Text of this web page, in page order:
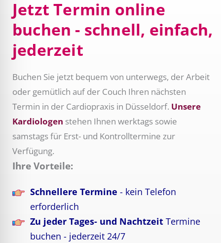
Jetzt Termin online
buchen - schnell, einfach,
jederzeit
Buchen Sie jetzt bequem von unterwegs, der Arbeit
oder gemütlich auf der Couch Ihren nächsten
Termin in der Cardiopraxis in Düsseldorf. Unsere
Kardiologen stehen Ihnen werktags sowie
samstags für Erst- und Kontrolltermine zur
Verfügung.
Ihre Vorteile:
Schnellere Termine- kein Telefon
erforderlich
Zu jeder Tages- und Nachtzeit Termine
buchen - jederzeit 24/7